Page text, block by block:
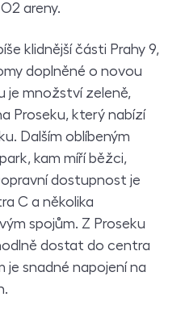
areny.
klidnější části Prahy 9,
doplněné o novou
je množství zeleně,
Proseku, který nabízí
Dalším oblíbeným
kam míří běžci,
dostupnost je
C a několika
spojům. Z Proseku
dostat do centra
je snadné napojení na